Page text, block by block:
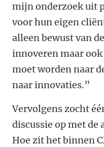
mijn onderzoek uit
voor hun eigen
alleen bewust van
innoveren maar
moet worden naar
naar innovaties.”
Vervolgens zocht
discussie op met de
Hoe zit het binnen